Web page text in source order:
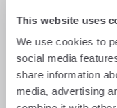
This website uses
We use cookies to
social media
share information
media, advertising
Pour vos
Votre
sur son
plateforme.